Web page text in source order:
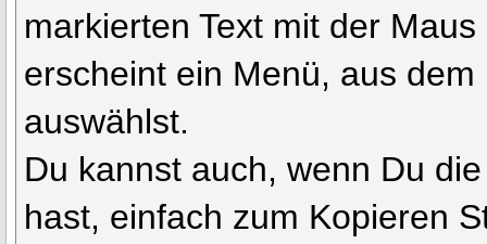
markierten Text mit der
erscheint ein Menü, aus
auswählst.
Du kannst auch, wenn Du
hast, einfach zum Kopieren